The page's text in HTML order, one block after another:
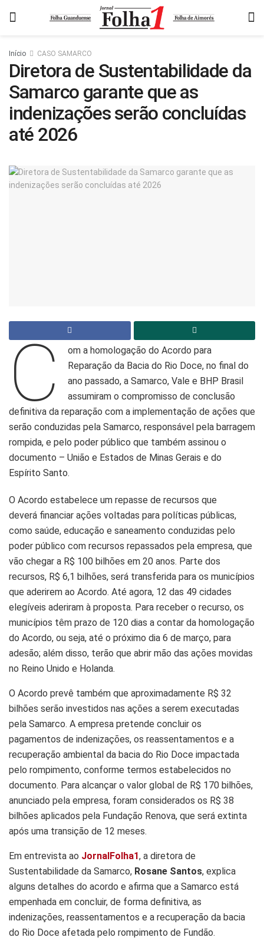
Início CASO SAMARCO
Diretora de Sustentabilidade da
Samarco garante que as
indenizações serão concluídas
até 2026
C
om a homologação do Acordo para
Reparação da Bacia do Rio Doce, no final do
ano passado, a Samarco, Vale e BHP Brasil
assumiram o compromisso de conclusão
definitiva da reparação com a implementação de ações que
serão conduzidas pela Samarco, responsável pela barragem
rompida, e pelo poder público que também assinou o
documento – União e Estados de Minas Gerais e do
Espírito Santo.
O Acordo estabelece um repasse de recursos que
deverá financiar ações voltadas para políticas públicas,
como saúde, educação e saneamento conduzidas pelo
poder público com recursos repassados pela empresa, que
vão chegar a R$ 100 bilhões em 20 anos. Parte dos
recursos, R$ 6,1 bilhões, será transferida para os municípios
que aderirem ao Acordo. Até agora, 12 das 49 cidades
elegíveis aderiram à proposta. Para receber o recurso, os
municípios têm prazo de 120 dias a contar da homologação
do Acordo, ou seja, até o próximo dia 6 de março, para
adesão; além disso, terão que abrir mão das ações movidas
no Reino Unido e Holanda.
O Acordo prevê também que aproximadamente R$ 32
bilhões serão investidos nas ações a serem executadas
pela Samarco. A empresa pretende concluir os
pagamentos de indenizações, os reassentamentos e a
recuperação ambiental da bacia do Rio Doce impactada
pelo rompimento, conforme termos estabelecidos no
documento. Para alcançar o valor global de R$ 170 bilhões,
anunciado pela empresa, foram considerados os R$ 38
bilhões aplicados pela Fundação Renova, que será extinta
após uma transição de 12 meses.
Em entrevista ao JornalFolha1, a diretora de
Sustentabilidade da Samarco, Rosane Santos, explica
alguns detalhes do acordo e afirma que a Samarco está
empenhada em concluir, de forma definitiva, as
indenizações, reassentamentos e a recuperação da bacia
do Rio Doce afetada pelo rompimento de Fundão.